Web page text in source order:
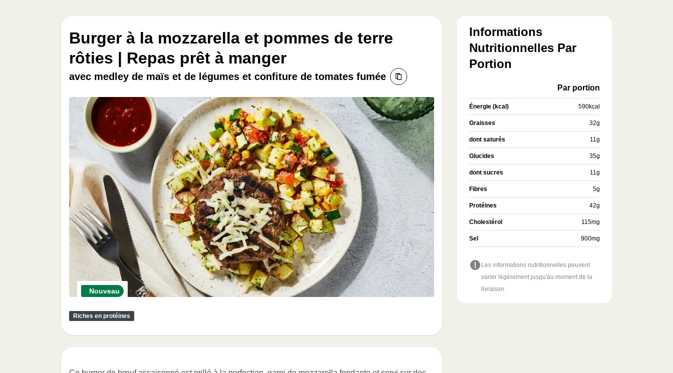
Burger à la mozzarella et pommes de terre
rôties | Repas prêt à manger
avec medley de maïs et de légumes et confiture de tomates fumée
Nouveau
Riches en protéines
Informations
Nutritionnelles Par
Portion
Par portion
Énergie (kcal) 590kcal
Graisses 32g
dont saturés 11g
Glucides 35g
dont sucres 11g
Fibres 5g
Protéines 42g
Cholestérol 115mg
Sel 900mg
Les informations nutritionnelles peuvent
varier légèrement jusqu'au moment de la
livraison.